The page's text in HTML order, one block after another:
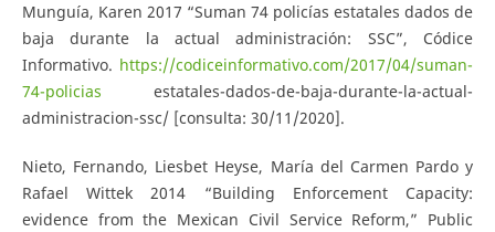
Munguía, Karen 2017 “Suman 74 policías estatales dados de
baja durante la actual administración: SSC”, Códice
Informativo. https://codiceinformativo.com/2017/04/suman-
74-policias estatales-dados-de-baja-durante-la-actual-
administracion-ssc/ [consulta: 30/11/2020].
Nieto, Fernando, Liesbet Heyse, María del Carmen Pardo y
Rafael Wittek 2014 “Building Enforcement Capacity:
evidence from the Mexican Civil Service Reform,” Public